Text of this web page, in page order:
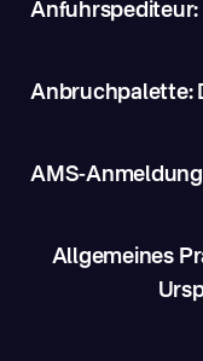
Anbruchpalette:
AMS-
Allgemeines